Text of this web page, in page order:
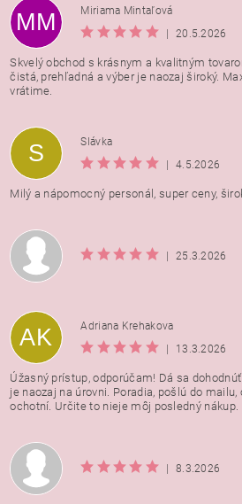
Vložením hodnotenie súhlasíte s
osobných údajov
MM
Miriama Mintaľová
20.5.2026
Skvelý obchod s krásnym a kvalitným
čistá, prehľadná a výber je naozaj široký.
vrátime.
S
Slávka
4.5.2026
Milý a nápomocný personál, super ceny,
25.3.2026
AK
Adriana Krehakova
13.3.2026
Úžasný prístup, odporúčam! Dá sa
je naozaj na úrovni. Poradia, pošlú do mailu,
ochotní. Určite to nieje môj posledný nákup.
8.3.2026